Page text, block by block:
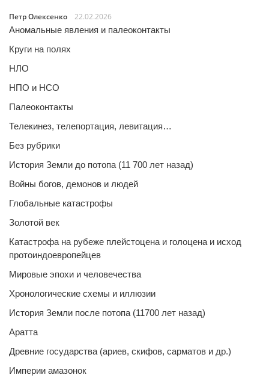
Петр Олексенко
22.02.2026
Аномальные явления и палеоконтакты
Круги на полях
НЛО
НПО и НСО
Палеоконтакты
Телекинез, телепортация, левитация…
Без рубрики
История Земли до потопа (11 700 лет назад)
Войны богов, демонов и людей
Глобальные катастрофы
Золотой век
Катастрофа на рубеже плейстоцена и голоцена и исход
протоиндоевропейцев
Мировые эпохи и человечества
Хронологические схемы и иллюзии
История Земли после потопа (11700 лет назад)
Аратта
Древние государства (ариев, скифов, сарматов и др.)
Империи амазонок